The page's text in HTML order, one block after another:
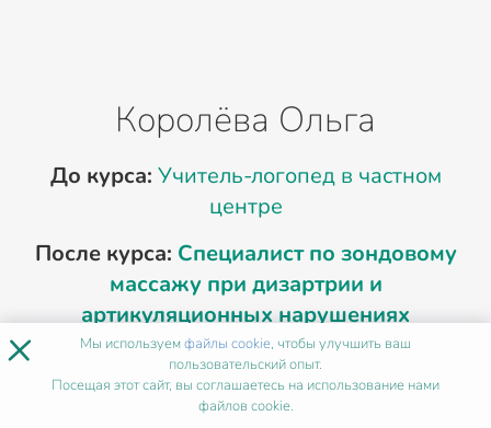
Королёва Ольга
До курса: Учитель-логопед в частном
центре
После курса: Специалист по зондовому
массажу при дизартрии и
артикуляционных нарушениях
«Дошкольники со стёртой дизартрией не
закрепляли звуки даже после длительной
× Мы используемфайлы cookie, чтобы улучшить ваш
пользовательский опыт.
Посещая этот сайт, вы соглашаетесь на использование нами
файлов cookie.